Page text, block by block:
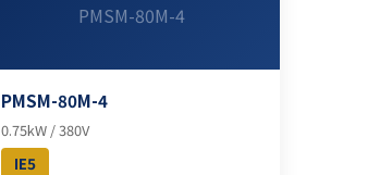
PMSM-80M-4
PMSM-80M-4
0.75kW / 380V
IE5